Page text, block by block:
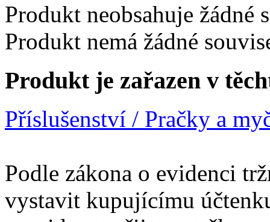
Produkt neobsahuje žádné
Produkt nemá žádné
Produkt je zařazen v
Příslušenství / Pračky a
Podle zákona o evidenci
vystavit kupujícímu